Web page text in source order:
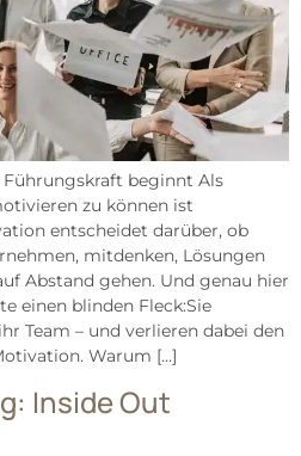
beginnt Als
zu können ist
entscheidet darüber, ob
mitdenken, Lösungen
Abstand gehen. Und genau hier
einen blinden Fleck:Sie
Team – und verlieren dabei den
Warum […]
Inside Out